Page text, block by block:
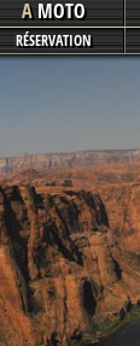
AMOTO
RÉSERVATION